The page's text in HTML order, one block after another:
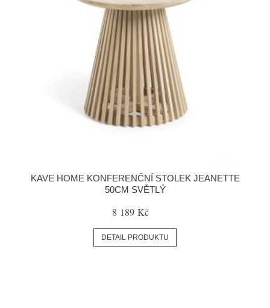
KAVE HOME KONFERENČNÍ STOLEK JEANETTE
50CM SVĚTLÝ
8 189 Kč
DETAIL PRODUKTU